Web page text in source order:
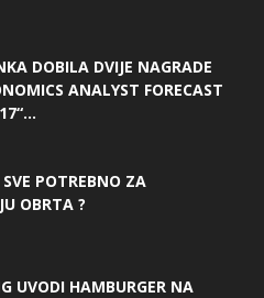
DOBILA DVIJE NAGRADE
ANALYST FORECAST
POTREBNO ZA
OBRTA ?
UVODI HAMBURGER NA